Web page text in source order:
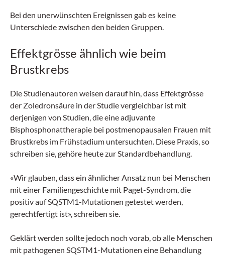
Bei den unerwünschten Ereignissen gab es keine
Unterschiede zwischen den beiden Gruppen.
Effektgrösse ähnlich wie beim
Brustkrebs
Die Studienautoren weisen darauf hin, dass Effektgrösse
der Zoledronsäure in der Studie vergleichbar ist mit
derjenigen von Studien, die eine adjuvante
Bisphosphonattherapie bei postmenopausalen Frauen mit
Brustkrebs im Frühstadium untersuchten. Diese Praxis, so
schreiben sie, gehöre heute zur Standardbehandlung.
«Wir glauben, dass ein ähnlicher Ansatz nun bei Menschen
mit einer Familiengeschichte mit Paget-Syndrom, die
positiv auf SQSTM1-Mutationen getestet werden,
gerechtfertigt ist», schreiben sie.
Geklärt werden sollte jedoch noch vorab, ob alle Menschen
mit pathogenen SQSTM1-Mutationen eine Behandlung